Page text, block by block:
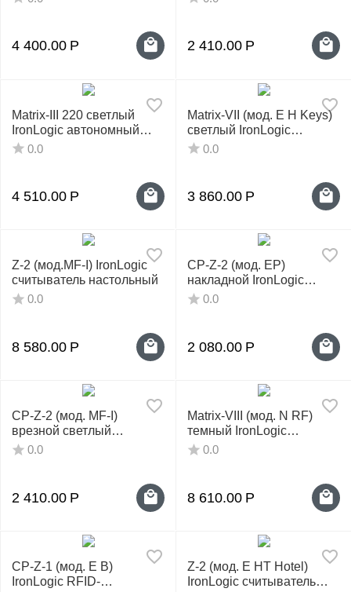
4 400.00 Р 2 410.00 Р
Matrix-III 220 светлый
IronLogic автономный
контроллер
0.0
4 510.00 Р
Matrix-VII (мод. E H Keys)
светлый IronLogic
считыватель с
0.0
3 860.00 Р
Z-2 (мод.MF-I) IronLogic
считыватель настольный
0.0
8 580.00 Р
CP-Z-2 (мод. EP)
накладной IronLogic
считыватель
0.0
2 080.00 Р
CP-Z-2 (мод. MF-I)
врезной светлый
IronLogic считыватель
0.0
2 410.00 Р
Matrix-VIII (мод. N RF)
темный IronLogic
считыватель
0.0
8 610.00 Р
CP-Z-1 (мод. E B)
IronLogic RFID-
Z-2 (мод. E HT Hotel)
IronLogic считыватель